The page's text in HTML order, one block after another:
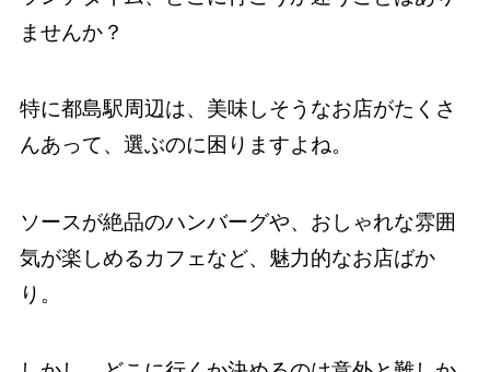
ませんか？
特に都島駅周辺は、美味しそうなお店がたくさ
んあって、選ぶのに困りますよね。
ソースが絶品のハンバーグや、おしゃれな雰囲
気が楽しめるカフェなど、魅力的なお店ばか
り。